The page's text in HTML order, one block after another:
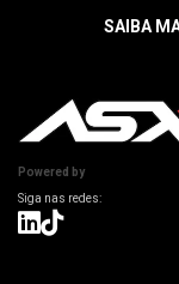
Horário
Manuais
Como
SAIBA
Dúvidas
Trabalhe
Powered by